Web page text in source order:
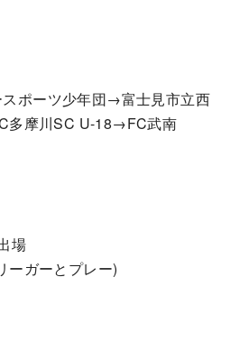
ポーツ少年団→富士見市立西
多摩川SC U-18→FC武南
場
ーガーとプレー)